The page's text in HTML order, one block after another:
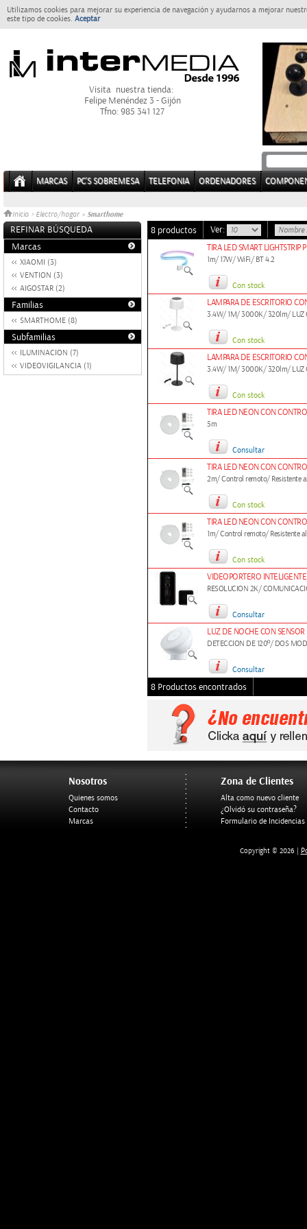
Utilizamos cookies para mejorar su experiencia de navegación y ayudarnos a mejorar
este tipo de cookies. Aceptar
Visita nuestra tienda:
Felipe Menéndez 3 - Gijón
Tfno: 985 341 127
MARCAS PC'S SOBREMESA TELEFONIA ORDENADORES
Inicio > Electro/hogar » Smarthome
REFINAR BÚSQUEDA
Marcas
XIAOMI (3)
VENTION (3)
AIGOSTAR (2)
Familias
SMARTHOME (8)
Subfamilias
ILUMINACION (7)
VIDEOVIGILANCIA (1)
8 productos Ver:
TIRA LED SMART LIGHTSTRIP
1m/ 17W/ WiFi/ BT 4.2
Con stock
LAMPARA DE ESCRITORIO
3.4W/ 1M/ 3000K/ 320lm/ LUZ
Con stock
LAMPARA DE ESCRITORIO
3.4W/ 1M/ 3000K/ 320lm/ LUZ
Con stock
TIRA LED NEON CON
5m
Consultar
TIRA LED NEON CON
2m/ Control remoto/ Resistente
Con stock
TIRA LED NEON CON
1m/ Control remoto/ Resistente
Con stock
VIDEOPORTERO
RESOLUCION 2K/
Consultar
LUZ DE NOCHE CON
DETECCION DE 120º/ DOS
Consultar
8 Productos encontrados
Nosotros
Quienes somos
Contacto
Marcas
Zona de Clientes
Alta como nuevo cliente
¿Olvidó su contraseña?
Formulario de Incidencias
Copyright © 2026 |